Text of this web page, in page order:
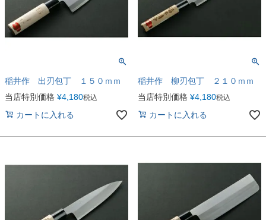
稲井作 出刃包丁 １５０ｍｍ
当店特別価格 ¥4,180税込
カートに入れる
稲井作 柳刃包丁 ２１０ｍｍ
当店特別価格 ¥4,180税込
カートに入れる